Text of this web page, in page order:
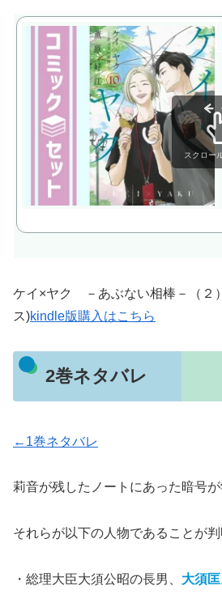
スクロー
ケイ×ヤク －あぶない相棒－（２
ス)kindle版購入はこちら
2巻ネタバレ
←1巻ネタバレ
莉音が残したノートにあった暗号が
それらが以下の人物であることが判
・総理大臣大須公昭の長男、 大須匡